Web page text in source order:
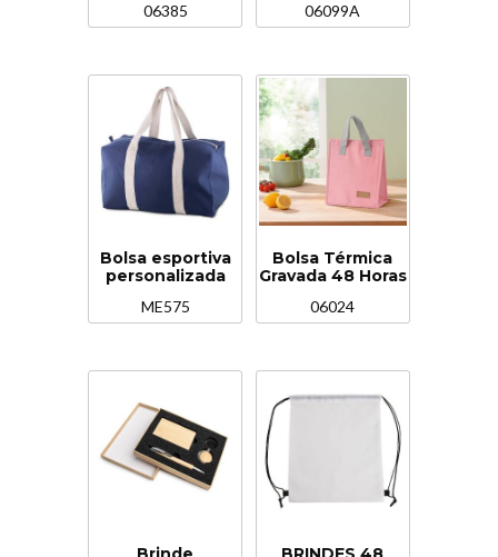
06385 06099A
Bolsa esportiva
personalizada
ME575
Bolsa Térmica
Gravada 48 Horas
06024